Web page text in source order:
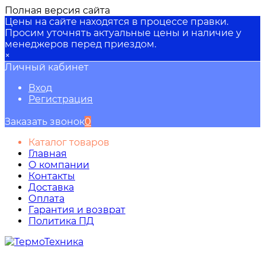
Полная версия сайта
Цены на сайте находятся в процессе правки.
Просим уточнять актуальные цены и наличие у
менеджеров перед приездом.
×
Личный кабинет
Вход
Регистрация
Заказать звонок0
Каталог товаров
Главная
О компании
Контакты
Доставка
Оплата
Гарантия и возврат
Политика ПД